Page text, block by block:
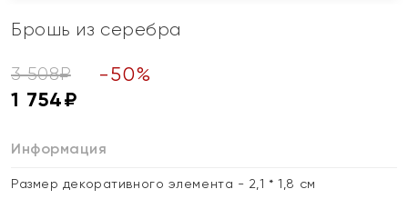
Брошь из серебра
3 508₽ -50%
1 754₽
Информация
Размер декоративного элемента - 2,1 * 1,8 см